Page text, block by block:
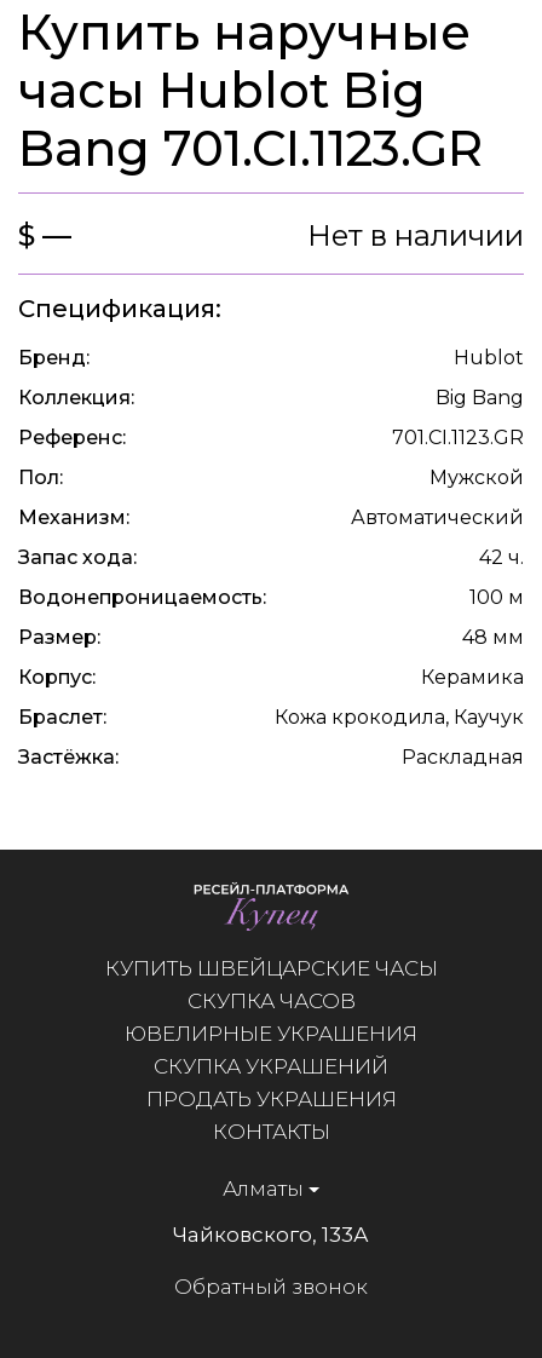
Купить наручные
часы Hublot Big
Bang 701.CI.1123.GR
$ — Нет в наличии
Спецификация:
Бренд:
Hublot
Коллекция:
Big Bang
Референс:
701.CI.1123.GR
Пол:
Мужской
Механизм:
Автоматический
Запас хода:
42 ч.
Водонепроницаемость:
100 м
Размер:
48 мм
Корпус:
Керамика
Браслет:
Кожа крокодила, Каучук
Застёжка:
Раскладная
КУПИТЬ ШВЕЙЦАРСКИЕ ЧАСЫ
СКУПКА ЧАСОВ
ЮВЕЛИРНЫЕ УКРАШЕНИЯ
СКУПКА УКРАШЕНИЙ
ПРОДАТЬ УКРАШЕНИЯ
КОНТАКТЫ
Алматы
Чайковского, 133А
Обратный звонок